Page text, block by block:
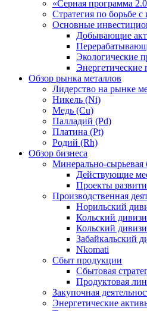
«Серная программа
Стратегия по борьбе
Основные
Добывающие
Экологические
Энергетические
Обзор рынка металлов
Лидерство на рынке
Никель (Ni)
Медь (Cu)
Палладий (Pd)
Платина (Pt)
Родий (Rh)
Обзор бизнеса
Минерально-сырьевая
Действующие
Проекты
Производственная
Норильский
Кольский
Кольский
Забайкальский
Nkomati
Сбыт продукции
Сбытовая
Продуктовая
Закупочная
Энергетические